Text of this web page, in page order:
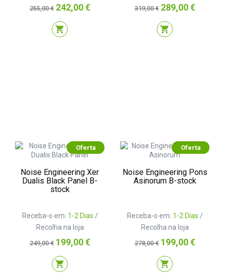
Preço
normal
255,00 € Preço
242,00 €
shopping_cart
Preço
normal
319,00 € Preço
289,00 €
shopping_cart
Oferta
Noise Engineering Xer
Dualis Black Panel B-
stock
Receba-o em: 1-2 Dias /
Recolha na loja
Preço
normal
249,00 € Preço
199,00 €
shopping_cart
Oferta
Noise Engineering Pons
Asinorum B-stock
Receba-o em: 1-2 Dias /
Recolha na loja
Preço
normal
278,00 € Preço
199,00 €
shopping_cart